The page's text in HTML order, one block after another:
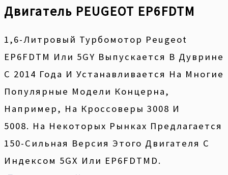
Двигатель PEUGEOT EP6FDTM
1,6-Литровый Турбомотор Peugeot
EP6FDTM Или 5GY Выпускается В Дуврине
С 2014 Года И Устанавливается На Многие
Популярные Модели Концерна,
Например, На Кроссоверы 3008 И
5008. На Некоторых Рынках Предлагается
150-Сильная Версия Этого Двигателя С
Индексом 5GX Или EP6FDTMD.